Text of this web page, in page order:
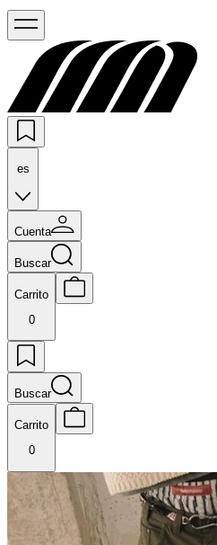
es
Cuenta
Buscar
Carrito
0
Buscar
Carrito
0